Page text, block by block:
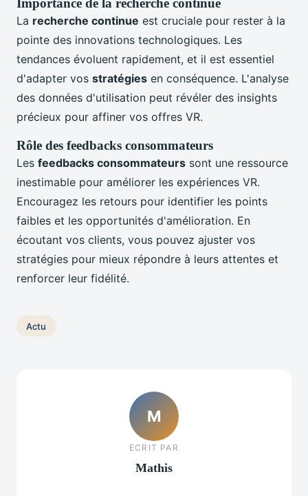
Importance de la recherche continue
La recherche continue est cruciale pour rester à la
pointe des innovations technologiques. Les
tendances évoluent rapidement, et il est essentiel
d'adapter vos stratégies en conséquence. L'analyse
des données d'utilisation peut révéler des insights
précieux pour affiner vos offres VR.
Rôle des feedbacks consommateurs
Les feedbacks consommateurs sont une ressource
inestimable pour améliorer les expériences VR.
Encouragez les retours pour identifier les points
faibles et les opportunités d'amélioration. En
écoutant vos clients, vous pouvez ajuster vos
stratégies pour mieux répondre à leurs attentes et
renforcer leur fidélité.
Actu
M
ECRIT PAR
Mathis